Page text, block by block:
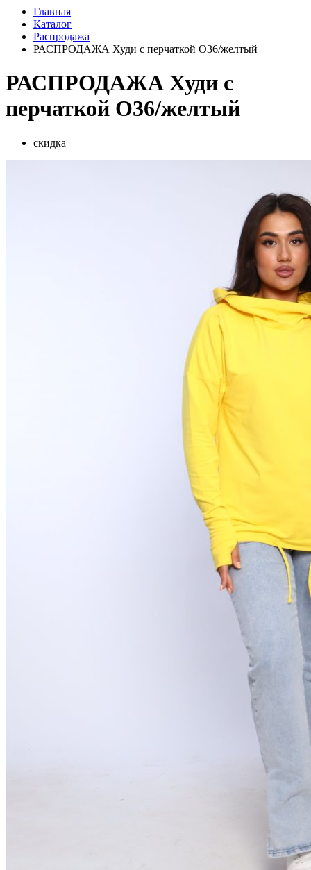
Главная
Каталог
Распродажа
РАСПРОДАЖА Худи с перчаткой О36/желтый
РАСПРОДАЖА Худи с
перчаткой О36/желтый
скидка